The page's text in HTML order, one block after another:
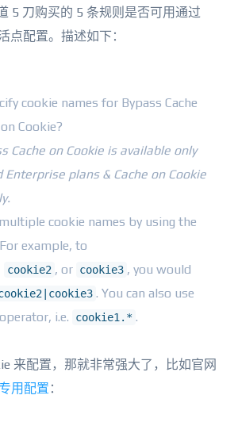
5 刀购买的 5 条规则是否可用通过
点配置。描述如下：
cookie names for Bypass Cache
Cookie?
Cache on Cookie is available only
Enterprise plans & Cache on Cookie
cookie names by using the
example, to
cookie2 , or cookie3 , you would
. You can also use
i.e.
cookie1.* .
来配置，那就非常强大了，比如官网
用配置 ：